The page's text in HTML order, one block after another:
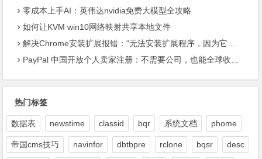
零成本上手AI：英伟达nvidia免费大模型全攻略
如何让KVM win10网络映射共享本地文件
解决Chrome安装扩展报错：“无法安装扩展程序，因为它使用了不受支持的清单版本“
PayPal 中国开放个人卖家注册：不需要公司，也能全球收款了
热门标签
数据表 newstime classid bqr 系统文档 phome
帝国cms技巧 navinfor dbtbpre rclone bqsr desc